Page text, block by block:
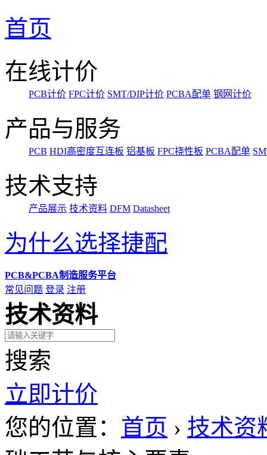
首页
在线计价
PCB计价 FPC计价 SMT/DIP计价 PCBA配单 钢网计价
产品与服务
PCB HDI高密度互连板 铝基板 FPC挠性板 PCBA配单
技术支持
产品展示 技术资料 DFM Datasheet
为什么选择捷配
PCB&PCBA制造服务平台
常见问题 登录 注册
技术资料
搜索
立即计价
您的位置： 首页 › 技术资